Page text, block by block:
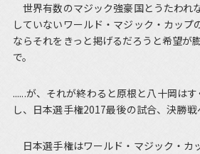
世界有数のマジック強豪国とうたわれ
していないワールド・マジック・カップ
ならそれをきっと掲げるだろうと希望が
で。
......が、それが終わると原根と八十岡は
し、日本選手権2017最後の試合、決勝戦
日本選手権はワールド・マジック・カ